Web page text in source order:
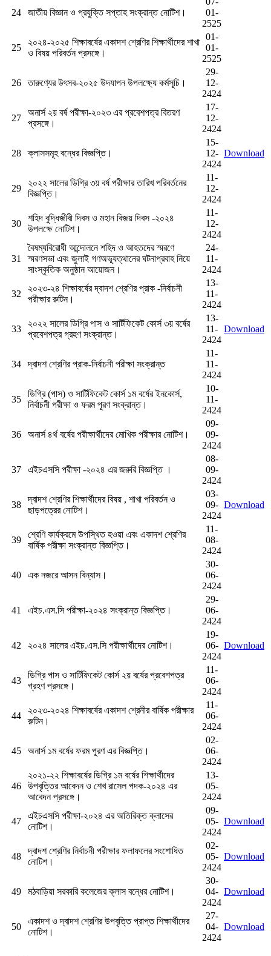
24 জাতীয় বিজ্ঞান ও প্রযুক্তি সপ্তাহ সংক্রান্ত নোটিশ।
01-
2525
25
২০২৪-২০২৫ শিক্ষাবর্ষের একাদশ শ্রেণির শিক্ষার্থীদের শাখা
ও বিষয় পরিবর্তন প্রসঙ্গে।
01-
01-
2525
26 তারুণ্যের উৎসব-২০২৫ উদযাপন উপলক্ষ্যে কর্মসূচি।
29-
12-
2424
27
অনার্স ২য় বর্ষ পরীক্ষা-২০২৩ এর প্রবেশপত্র বিতরণ
প্রসঙ্গে।
17-
12-
2424
28 ক্লাসসমূহ বন্ধের বিজ্ঞপ্তি।
15-
12-
2424
Download
29
২০২২ সালের ডিগ্রি ৩য় বর্ষ পরীক্ষার তারিখ পরিবর্তনের
বিজ্ঞপ্তি।
11-
12-
2424
30
শহিদ বুদ্ধিজীবী দিবস ও মহান বিজয় দিবস -২০২৪
উপলক্ষে নোটিশ।
11-
12-
2424
31
বৈষম্যবিরোধী আন্দোলনে শহিদ ও আহতদের স্মরণে
স্মরণসভা এবং জুলাই গণঅভ্যূত্থানের ঘটনাপ্রবাহ নিয়ে
সাংস্কৃতিক অনুষ্ঠান আয়োজন।
24-
11-
2424
32
২০২৩-২৪ শিক্ষাবর্ষের দ্বাদশ শ্রেণির প্রাক -নির্বাচনী
পরীক্ষার রুটিন।
13-
11-
2424
33
২০২২ সালের ডিগ্রি পাস ও সার্টিফিকেট কোর্স ৩য় বর্ষের
প্রবেশপত্র গ্রহণ সংক্রান্ত।
13-
11-
2424
Download
34 দ্বাদশ শ্রেণির প্রাক-নির্বাচনী পরীক্ষা সংক্রান্ত
11-
11-
2424
35
ডিগ্রি (পাস) ও সার্টিফিকেট কোর্স ১ম বর্ষের ইনকোর্স,
নির্বাচনী পরীক্ষা ও ফরম পূরণ সংক্রান্ত।
10-
11-
2424
36 অনার্স ৪র্থ বর্ষের পরীক্ষার্থীদের মোখিক পরীক্ষার নোটিশ।
09-
09-
2424
37 এইচএসসি পরীক্ষা -২০২৪ এর জরুরি বিজ্ঞপ্তি ।
08-
09-
2424
38
দ্বাদশ শ্রেণির শিক্ষার্থীদের বিষয় , শাখা পরিবর্তন ও
ছাড়পত্রের নোটিশ।
03-
09-
2424
Download
39
শ্রেণি কার্যক্রমে উপস্থিত হওয়া এবং একাদশ শ্রেণির
বার্ষিক পরীক্ষা সংক্রান্ত বিজ্ঞপ্তি।
11-
08-
2424
40 এক নজরে আসন বিন্যাস।
30-
06-
2424
41 এইচ.এস.সি পরীক্ষা-২০২৪ সংক্রান্ত বিজ্ঞপ্তি।
29-
06-
2424
42 ২০২৪ সালের এইচ.এস.সি পরীক্ষার্থীদের নোটিশ।
19-
06-
2424
Download
43
ডিগ্রি পাস ও সার্টিফিকেট কোর্স ২য় বর্ষের প্রবেশপত্র
গ্রহণ প্রসঙ্গে।
11-
06-
2424
44
২০২৩-২০২৪ শিক্ষাবর্ষের একাদশ শ্রেনীর বার্ষিক পরীক্ষার
রুটিন।
11-
06-
2424
45 অনার্স ১ম বর্ষের ফরম পূরণ এর বিজ্ঞপ্তি।
02-
06-
2424
46
২০২১-২২ শিক্ষাবর্ষের ডিগ্রি ১ম বর্ষের শিক্ষার্থীদের
উপবৃত্তির আবেদন ও শেখ রাসেল পদক-২০২৪ এর
আবেদন প্রসঙ্গে।
13-
05-
2424
47
এইচএসসি পরীক্ষা-২০২৪ এর অতিরিক্ত ক্লাসের
নোটিশ।
09-
05-
2424
Download
48
দ্বাদশ শ্রেণির নির্বাচনী পরীক্ষার ফলাফলের সংশোধিত
নোটিশ।
02-
05-
2424
Download
49 মঠবাড়িয়া সরকারি কলেজের ক্লাস বন্ধের নোটিশ।
30-
04-
2424
Download
50
একাদশ ও দ্বাদশ শ্রেণির উপবৃত্তি প্রাপ্ত শিক্ষার্থীদের
নোটিশ।
27-
04-
2424
Download